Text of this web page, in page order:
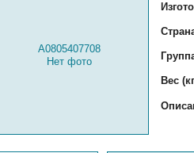
A0805407708
Нет фото
Вес